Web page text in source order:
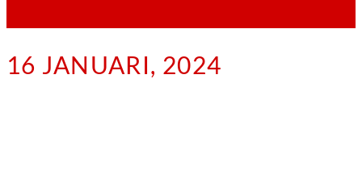
16 JANUARI, 2024